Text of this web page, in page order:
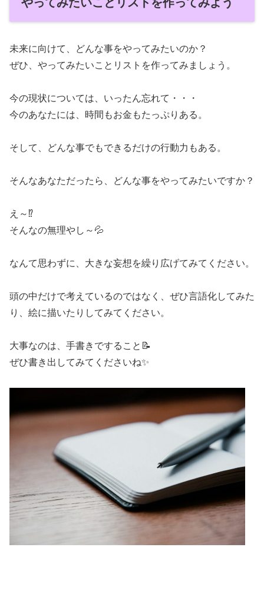
未来に向けて、どんな事をやってみたいのか？
ぜひ、やってみたいことリストを作ってみましょう。
今の現状については、いったん忘れて・・・
今のあなたには、時間もお金もたっぷりある。
そして、どんな事でもできるだけの行動力もある。
そんなあなただったら、どんな事をやってみたいですか？
え～⁉️
そんなの無理やし～💦
なんて思わずに、大きな妄想を繰り広げてみてください。
頭の中だけで考えているのではなく、ぜひ言語化してみた
り、絵に描いたりしてみてください。
大事なのは、手書きですること📝
ぜひ書き出してみてくださいね✨